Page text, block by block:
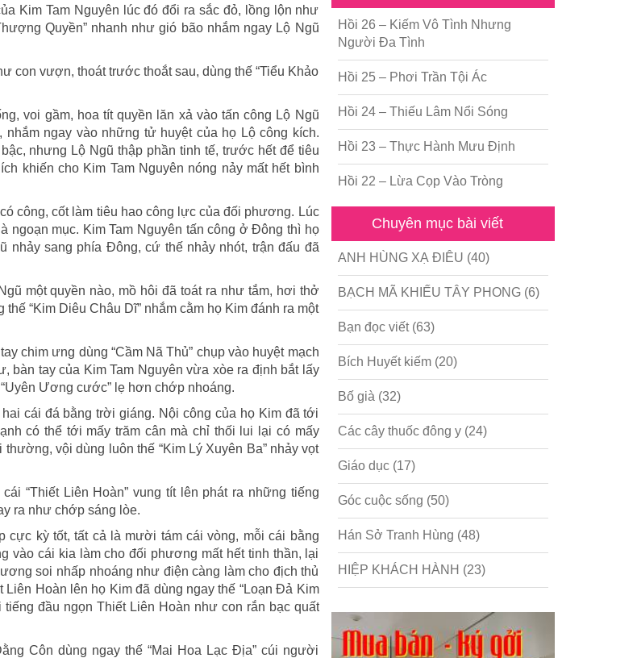
Kim Tam Nguyên lúc đó đổi ra sắc đỏ, lồng lộn như
Quyền” nhanh như gió bão nhắm ngay Lộ Ngũ
con vượn, thoát trước thoắt sau, dùng thế “Tiểu Khảo
voi gầm, hoa tít quyền lăn xả vào tấn công Lộ Ngũ
ngay vào những tử huyệt của họ Lộ công kích.
nhưng Lộ Ngũ thập phần tinh tế, trước hết để tiêu
khiến cho Kim Tam Nguyên nóng nảy mất hết bình
công, cốt làm tiêu hao công lực của đối phương. Lúc
ngoạn mục. Kim Tam Nguyên tấn công ở Đông thì họ
nhảy sang phía Đông, cứ thế nhảy nhót, trận đấu đã
một quyền nào, mồ hôi đã toát ra như tắm, hơi thở
“Kim Diêu Châu Dĩ” nhắm cằm họ Kim đánh ra một
chim ưng dùng “Cầm Nã Thủ” chụp vào huyệt mạch
bàn tay của Kim Tam Nguyên vừa xòe ra định bắt lấy
Ương cước” lẹ hơn chớp nhoáng.
cái đá bằng trời giáng. Nội công của họ Kim đã tới
có thể tới mấy trăm cân mà chỉ thối lui lại có mấy
vội dùng luôn thế “Kim Lý Xuyên Ba” nhảy vọt
“Thiết Liên Hoàn” vung tít lên phát ra những tiếng
ra như chớp sáng lòe.
cực kỳ tốt, tất cả là mười tám cái vòng, mỗi cái bằng
vào cái kia làm cho đối phương mất hết tinh thần, lại
soi nhấp nhoáng như điện càng làm cho địch thủ
Hoàn lên họ Kim đã dùng ngay thế “Loạn Đả Kim
tiếng đầu ngọn Thiết Liên Hoàn như con rắn bạc quất
Côn dùng ngay thế “Mai Hoa Lạc Địa” cúi người
Hồi 26 – Kiếm Vô Tình Nhưng
Người Đa Tình
Hồi 25 – Phơi Trần Tội Ác
Hồi 24 – Thiếu Lâm Nổi Sóng
Hồi 23 – Thực Hành Mưu Định
Hồi 22 – Lừa Cọp Vào Tròng
Chuyên mục bài viết
ANH HÙNG XẠ ĐIÊU (40)
BẠCH MÃ KHIẾU TÂY PHONG(6)
Bạn đọc viết(63)
Bích Huyết kiếm(20)
Bố già (32)
Các cây thuốc đông y(24)
Giáo dục(17)
Góc cuộc sống (50)
Hán Sở Tranh Hùng (48)
HIỆP KHÁCH HÀNH (23)
Kinh tế(1)